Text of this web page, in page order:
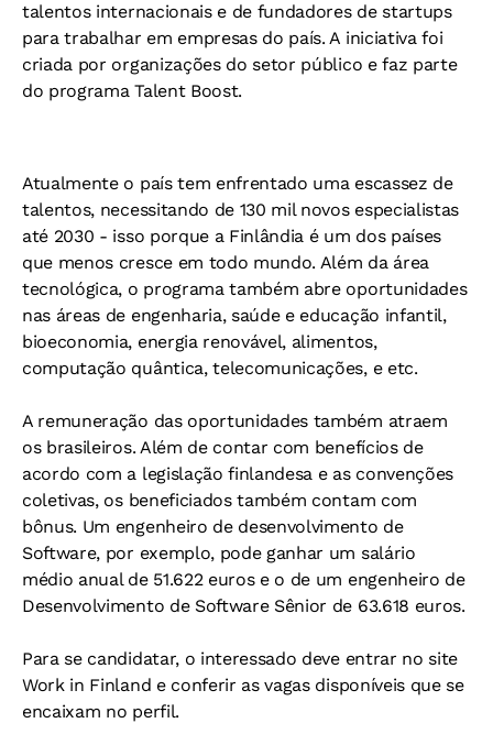
talentos internacionais e de fundadores de startups
para trabalhar em empresas do país. A iniciativa foi
criada por organizações do setor público e faz parte
do programa Talent Boost.
Atualmente o país tem enfrentado uma escassez de
talentos, necessitando de 130 mil novos especialistas
até 2030 - isso porque a Finlândia é um dos países
que menos cresce em todo mundo. Além da área
tecnológica, o programa também abre oportunidades
nas áreas de engenharia, saúde e educação infantil,
bioeconomia, energia renovável, alimentos,
computação quântica, telecomunicações, e etc.
A remuneração das oportunidades também atraem
os brasileiros. Além de contar com benefícios de
acordo com a legislação finlandesa e as convenções
coletivas, os beneficiados também contam com
bônus. Um engenheiro de desenvolvimento de
Software, por exemplo, pode ganhar um salário
médio anual de 51.622 euros e o de um engenheiro de
Desenvolvimento de Software Sênior de 63.618 euros.
Para se candidatar, o interessado deve entrar no site
Work in Finland e conferir as vagas disponíveis que se
encaixam no perfil.